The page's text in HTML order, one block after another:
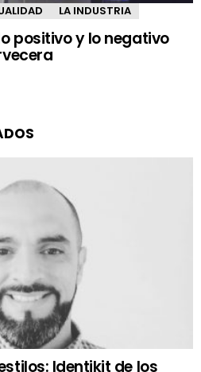
LA INDUSTRIA
positivo y lo negativo
Identikit de los